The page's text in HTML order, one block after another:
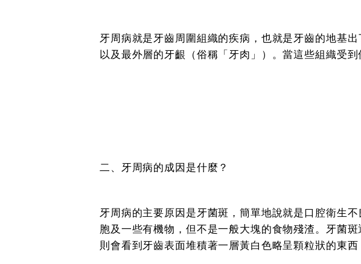
牙周病就是牙齒周圍組織的疾病，也就是牙齒的地基
以及最外層的牙齦（俗稱「牙肉」）。當這些組織受
二、牙周病的成因是什麼？
牙周病的主要原因是牙菌斑，簡單地說就是口腔衛生
胞及一些有機物，但不是一般大塊的食物殘渣。牙菌
則會看到牙齒表面堆積著一層黃白色略呈顆粒狀的東西